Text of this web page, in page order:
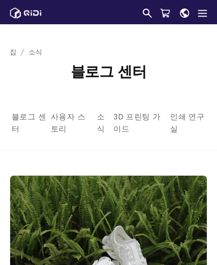
집 소식
블로그 센터
블로그 센
터
사용자 스
토리
소
식
3D 프린팅 가
이드
인쇄 연구
실